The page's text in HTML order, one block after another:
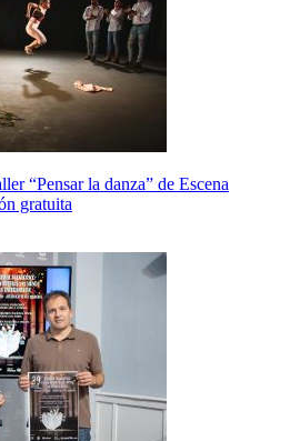
“Pensar la danza” de Escena
gratuita